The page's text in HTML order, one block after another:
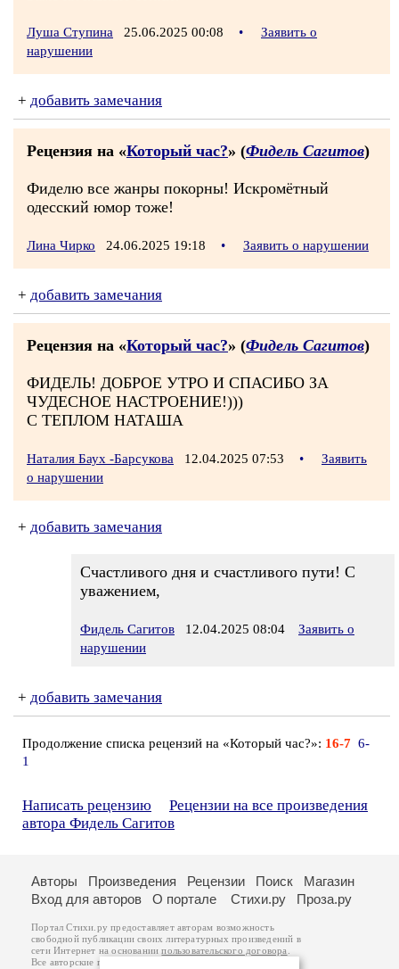
Луша Ступина 25.06.2025 00:08 •
Заявить о
нарушении
+ добавить замечания
Рецензия на «Который час?» (Фидель Сагитов)
Фиделю все жанры покорны! Искромётный
одесский юмор тоже!
Лина Чирко 24.06.2025 19:18 • Заявить о нарушении
+ добавить замечания
Рецензия на «Который час?» (Фидель Сагитов)
ФИДЕЛЬ! ДОБРОЕ УТРО И СПАСИБО ЗА
ЧУДЕСНОЕ НАСТРОЕНИЕ!)))
С ТЕПЛОМ НАТАША
Наталия Баух -Барсукова 12.04.2025 07:53 •
Заявить
о нарушении
+ добавить замечания
Счастливого дня и счастливого пути! С
уважением,
Фидель Сагитов 12.04.2025 08:04
Заявить о
нарушении
+ добавить замечания
Продолжение списка рецензий на «Который час?»: 16-7 6-
1
Написать рецензию
Рецензии на все произведения
автора Фидель Сагитов
Авторы Произведения Рецензии Поиск
Магазин
Вход для авторов
О портале Стихи.ру Проза.ру
Портал Стихи.ру предоставляет авторам возможность
свободной публикации своих литературных произведений в
сети Интернет на основаниипользовательского договора
Все авторские права на произведения принадлежат авторам